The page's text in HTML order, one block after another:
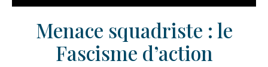
Menace squadriste : le
Fascisme d’action